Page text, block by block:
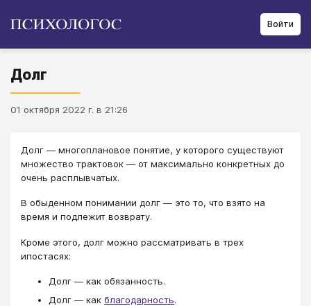
Войти
Долг
01 октября 2022 г. в 21:26
​​​​​​Долг — многоплановое понятие, у которого существуют
множество трактовок — от максимально конкретных до
очень расплывчатых.
В обыденном понимании долг — это то, что взято на
время и подлежит возврату.
Кроме этого, долг можно рассматривать в трех
ипостасях:
Долг — как обязанность.
Долг — как благодарность.